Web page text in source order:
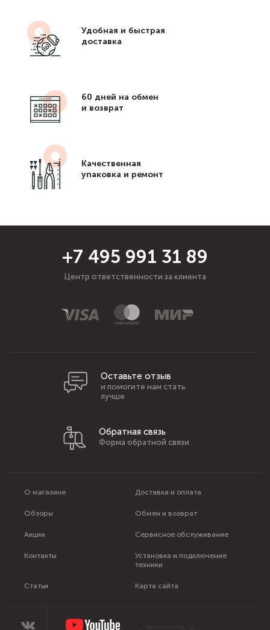
Удобная и быстрая
доставка
60 дней на обмен
и возврат
Качественная
упаковка и ремонт
+7 495 991 31 89
Центр ответственности за клиента
О магазине Доставка и оплата
Обзоры Обмен и возврат
Акции Сервисное обслуживание
Контакты
Установка и подключение
техники
Статьи Карта сайта
Оставьте отзыв
и помогите нам стать
лучше
Обратная связь
Форма обратной связи